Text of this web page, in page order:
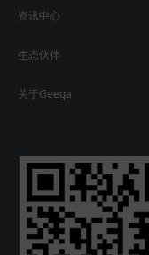
资讯中心
生态伙伴
关于Geega